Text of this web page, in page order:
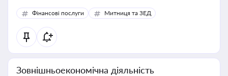
Фінансові послуги Митниця та ЗЕД
Зовнішньоекономічна діяльність